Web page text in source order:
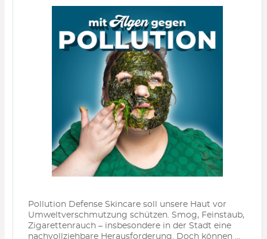
Pollution Defense Skincare soll unsere Haut vor
Umweltverschmutzung schützen. Smog, Feinstaub,
Zigarettenrauch – insbesondere in der Stadt eine
nachvollziehbare Herausforderung. Doch können ...